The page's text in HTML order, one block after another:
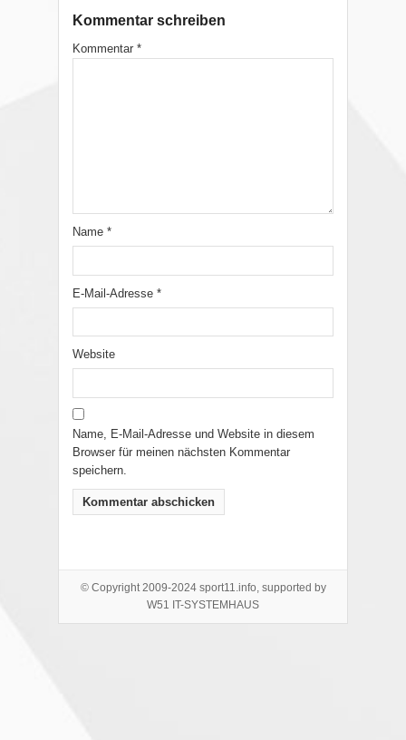
Kommentar schreiben
Kommentar *
Name *
E-Mail-Adresse *
Website
Name, E-Mail-Adresse und Website in diesem
Browser für meinen nächsten Kommentar
speichern.
© Copyright 2009-2024 sport11.info, supported by
W51 IT-SYSTEMHAUS